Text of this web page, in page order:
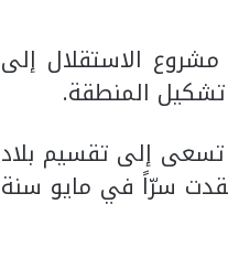
الاستقلال إلى
المنطقة.
تسعى إلى تقسيم بلاد
عُقدت سرّاً في مايو سنة